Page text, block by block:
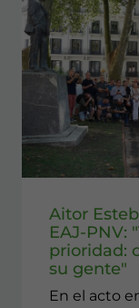
Aitor
EAJ-PNV:
prioridad:
su gente"
En el acto